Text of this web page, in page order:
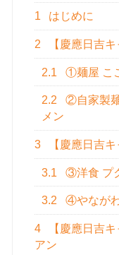
1 はじめに
2 【慶應日吉
2.1 ①麺屋 こ
2.2
②自家製
メン
3 【慶應日吉
3.1 ③洋食 プ
3.2 ④やなが
4
【慶應日吉
アン